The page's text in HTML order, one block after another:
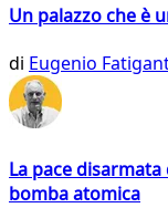
Un palazzo che è
di Eugenio
La pace
bomba atomica